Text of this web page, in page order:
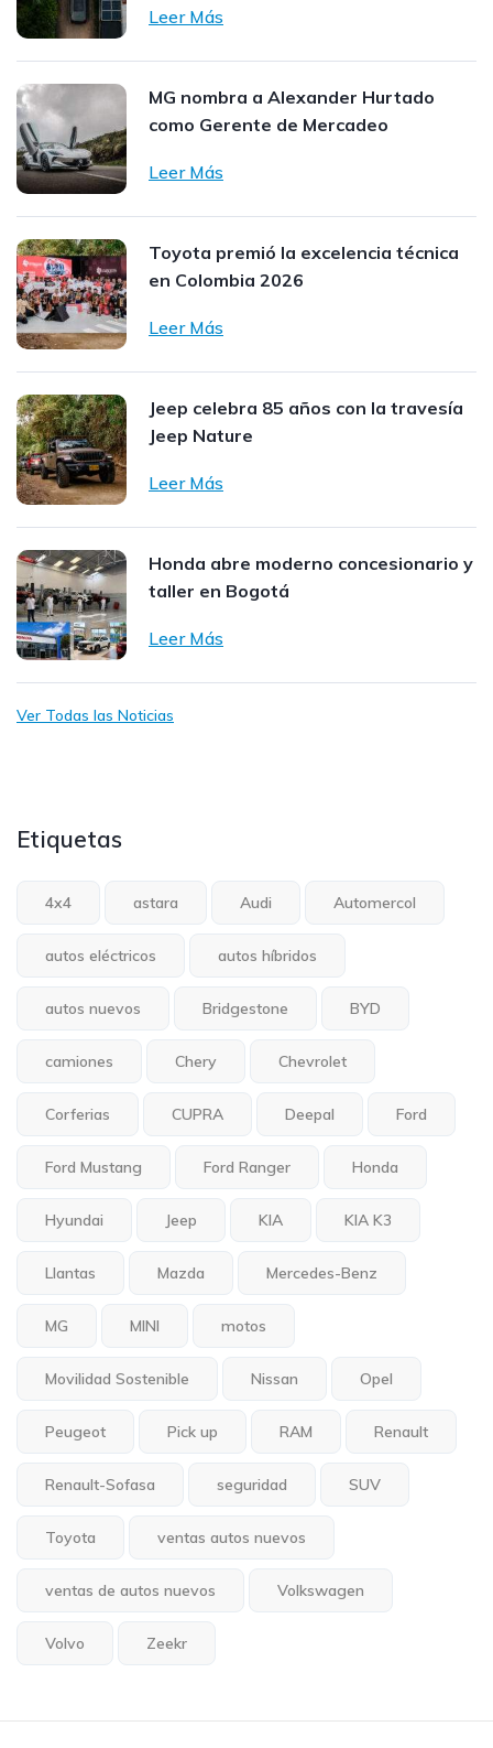
Leer Más
MG nombra a Alexander Hurtado
como Gerente de Mercadeo
Leer Más
Toyota premió la excelencia técnica
en Colombia 2026
Leer Más
Jeep celebra 85 años con la travesía
Jeep Nature
Leer Más
Honda abre moderno concesionario y
taller en Bogotá
Leer Más
Ver Todas las Noticias
Etiquetas
4x4 astara Audi Automercol
autos eléctricos autos híbridos
autos nuevos Bridgestone BYD
camiones Chery Chevrolet
Corferias CUPRA Deepal Ford
Ford Mustang Ford Ranger Honda
Hyundai Jeep KIA KIA K3
Llantas Mazda Mercedes-Benz
MG MINI motos
Movilidad Sostenible Nissan Opel
Peugeot Pick up RAM Renault
Renault-Sofasa seguridad SUV
Toyota ventas autos nuevos
ventas de autos nuevos Volkswagen
Volvo Zeekr